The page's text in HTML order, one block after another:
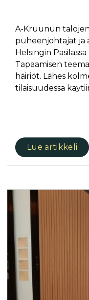
A-Kruunun
puheenjohtajat ja
Helsingin
Tapaamisen
häiriöt. Lähes
tilaisuudessa
Lue artikkeli